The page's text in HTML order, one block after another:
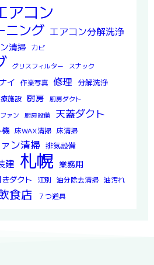
アコン
ニング エアコン分解洗浄
清掃 カビ
グリスフィルター スナック
イ 作業写真 修理 分解洗浄
施設 厨房 厨房ダクト
ァン 厨房設備 天蓋ダクト
床WAX清掃 床清掃
ン清掃 排気設備
建 札幌 業務用
ダクト 江別 油分除去清掃 油汚れ
食店 ７つ道具